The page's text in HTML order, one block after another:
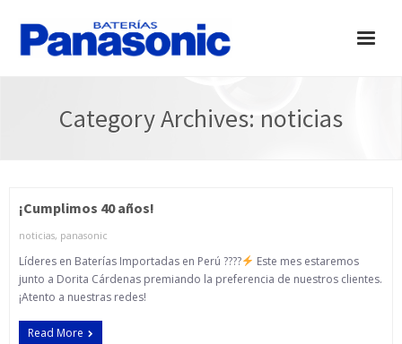
Eventos
Category Archives: noticias
¡Cumplimos 40 años!
noticias, panasonic
Líderes en Baterías Importadas en Perú ????
Este mes estaremos
junto a Dorita Cárdenas premiando la preferencia de nuestros clientes.
¡Atento a nuestras redes!
Read More